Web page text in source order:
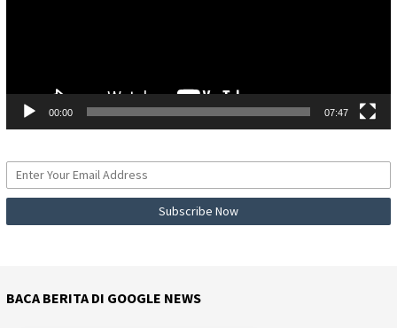
00:00 07:47
BACA BERITA DI GOOGLE NEWS